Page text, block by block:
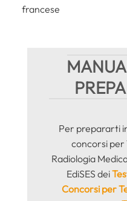
francese
Per prepararti
concorsi per
Radiologia
EdiSES dei
Concorsi per